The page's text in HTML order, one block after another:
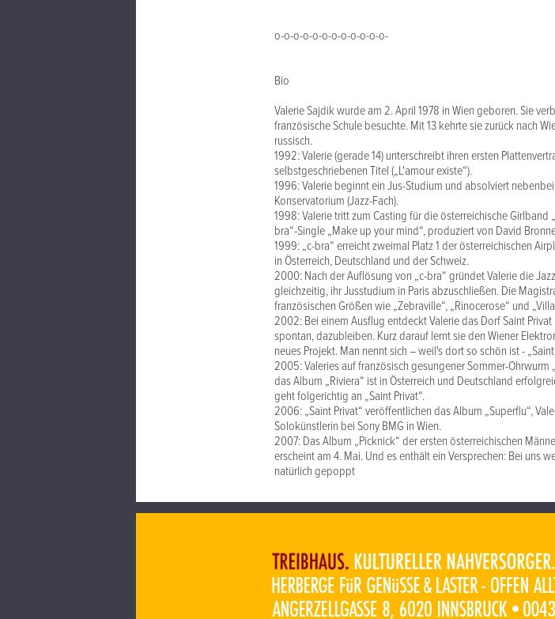
o-o-o-o-o-o-o-o-o-o-o-o-
Bio
Valerie Sajdik wurde am 2. April 1978 in Wien geboren. Sie
französische Schule besuchte. Mit 13 kehrte sie zurück nach
russisch.
1992: Valerie (gerade 14) unterschreibt ihren ersten
selbstgeschriebenen Titel („L'amour existe“).
1996: Valerie beginnt ein Jus-Studium und absolviert
Konservatorium (Jazz-Fach).
1998: Valerie tritt zum Casting für die österreichische
bra“-Single „Make up your mind“, produziert von David
1999: „c-bra“ erreicht zweimal Platz 1 der österreichischen
in Österreich, Deutschland und der Schweiz.
2000: Nach der Auflösung von „c-bra“ gründet Valerie die
gleichzeitig, ihr Jusstudium in Paris abzuschließen. Die
französischen Größen wie „Zebraville“, „Rinocerose“ und
2002: Bei einem Ausflug entdeckt Valerie das Dorf Saint
spontan, dazubleiben. Kurz darauf lernt sie den Wiener
neues Projekt. Man nennt sich – weil's dort so schön ist - „Saint
2005: Valeries auf französisch gesungener Sommer-
das Album „Riviera“ ist in Österreich und Deutschland
geht folgerichtig an „Saint Privat“.
2006: „Saint Privat“ veröffentlichen das Album „Superflu“,
Solokünstlerin bei Sony BMG in Wien.
2007: Das Album „Picknick“ der ersten österreichischen
erscheint am 4. Mai. Und es enthält ein Versprechen: Bei uns
natürlich gepoppt